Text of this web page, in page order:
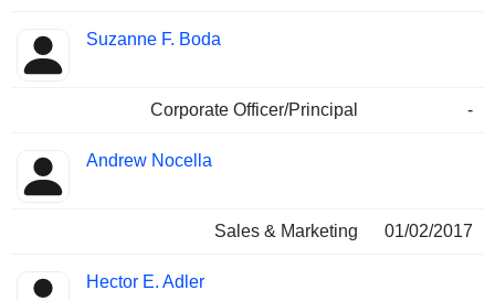
Suzanne F. Boda
Corporate Officer/Principal -
Andrew Nocella
Sales & Marketing 01/02/2017
Hector E. Adler